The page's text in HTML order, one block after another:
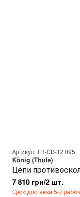
Артикул: TH-CB-12 095
König (Thule)
Цепи
7 810 грн/2 шт.
Срок доставки 5-7